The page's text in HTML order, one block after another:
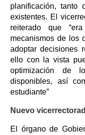
planificación, tanto
existentes. El
reiterado que
mecanismos de los
adoptar decisiones
ello con la vista
optimización de
disponibles, así
estudiante”
Nuevo
El órgano de